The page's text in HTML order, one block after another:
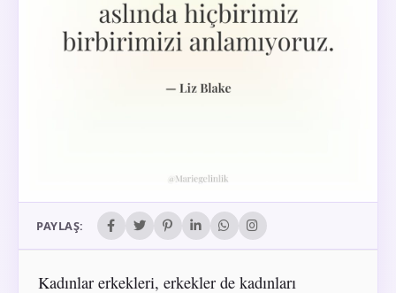
PAYLAŞ:
Kadınlar erkekleri, erkekler de kadınları